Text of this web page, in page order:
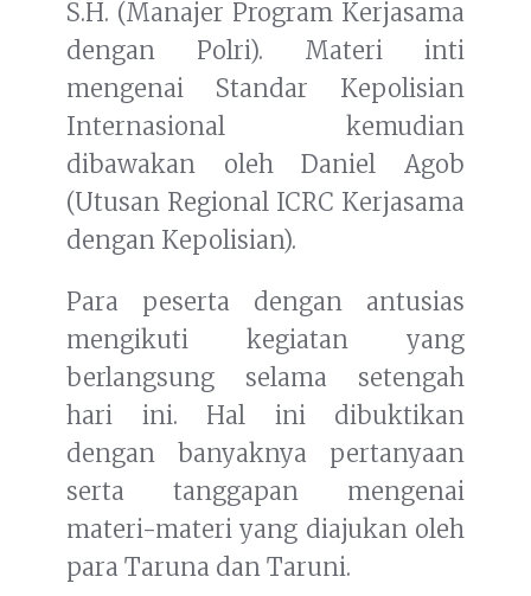
S.H. (Manajer Program Kerjasama
dengan Polri). Materi inti
mengenai Standar Kepolisian
Internasional kemudian
dibawakan oleh Daniel Agob
(Utusan Regional ICRC Kerjasama
dengan Kepolisian).
Para peserta dengan antusias
mengikuti kegiatan yang
berlangsung selama setengah
hari ini. Hal ini dibuktikan
dengan banyaknya pertanyaan
serta tanggapan mengenai
materi-materi yang diajukan oleh
para Taruna dan Taruni.